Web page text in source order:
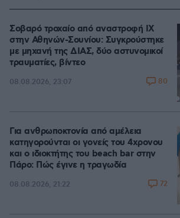
Σοβαρό τροχαίο από αναστροφή ΙΧ
στην Αθηνών-Σουνίου: Συγκρούστηκε
με μηχανή της ΔΙΑΣ, δύο αστυνομικοί
τραυματίες, βίντεο
08.08.2026, 23:07 80
Για ανθρωποκτονία από αμέλεια
κατηγορούνται οι γονείς του 4χρονου
και ο ιδιοκτήτης του beach bar στην
Πάρο: Πώς έγινε η τραγωδία
08.08.2026, 21:22 72